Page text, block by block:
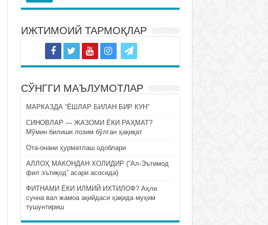
ИЖТИМОИЙ ТАРМОҚЛАР
СЎНГГИ МАЪЛУМОТЛАР
МАРКАЗДА “ЁШЛАР БИЛАН БИР КУН”
СИНОВЛАР — ЖАЗОМИ ЁКИ РАҲМАТ?
Мўмин билиши лозим бўлган ҳақиқат
Ота-онани ҳурматлаш одоблари
АЛЛОҲ МАКОНДАН ХОЛИДИР (“Ал-Эътимод
фил эътиқод” асари асосида)
ФИТНАМИ ЁКИ ИЛМИЙ ИХТИЛОФ? Аҳли
сунна вал жамоа ақийдаси ҳақида муҳим
тушунтириш